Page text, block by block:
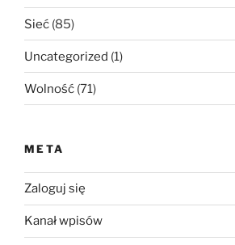
Sieć (85)
Uncategorized (1)
Wolność (71)
META
Zaloguj się
Kanał wpisów